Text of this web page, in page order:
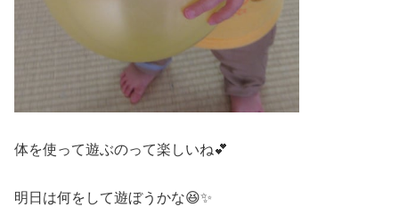
体を使って遊ぶのって楽しいね💕
明日は何をして遊ぼうかな😆✨